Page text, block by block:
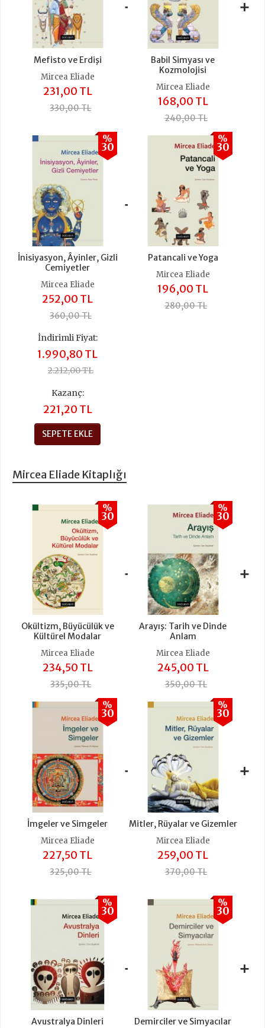
Mefisto ve Erdişi
Mircea Eliade
231,00 TL
330,00 TL
+
Babil Simyası ve
Kozmolojisi
Mircea Eliade
168,00 TL
240,00 TL
+
İnisiyasyon, Âyinler, Gizli
Cemiyetler
%
30
Mircea Eliade
252,00 TL
360,00 TL
+
Patancali ve Yoga
%
30
Mircea Eliade
196,00 TL
280,00 TL
İndirimli Fiyat:
1.990,80 TL
2.212,00 TL
Kazanç:
221,20 TL
SEPETE EKLE
Mircea Eliade Kitaplığı
Okültizm, Büyücülük ve
Kültürel Modalar
%
30
Mircea Eliade
234,50 TL
335,00 TL
+
Arayış: Tarih ve Dinde
Anlam
%
30
Mircea Eliade
245,00 TL
350,00 TL
+
İmgeler ve Simgeler
%
30
Mircea Eliade
227,50 TL
325,00 TL
+
Mitler, Rüyalar ve Gizemler
%
30
Mircea Eliade
259,00 TL
370,00 TL
+
Avustralya Dinleri
%
30
+
Demirciler ve Simyacılar
%
30
+